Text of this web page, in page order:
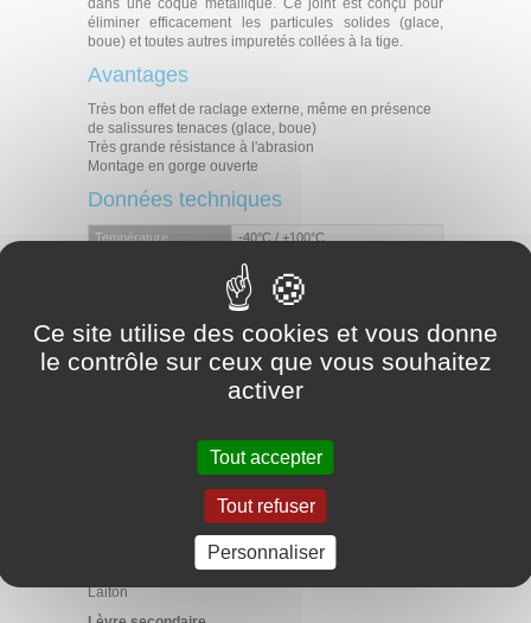
dans une coque métallique. Ce joint est conçu pour
éliminer efficacement les particules solides (glace,
boue) et toutes autres impuretés collées à la tige.
Avantages
Très bon effet de raclage externe, même en présence
de salissures tenaces (glace, boue)
Très grande résistance à l'abrasion
Montage en gorge ouverte
Données techniques
Température
-40°C / +100°C
1 m/s
Fluides en contact
Huiles minérales
Fluides hydrauliques difficilement
inflammables (HFA, HFB, HFC)
Eau
Air
Hydraulique mobile
Manutention - Levage
Laiton
Ce site utilise des cookies et vous donne
le contrôle sur ceux que vous souhaitez
activer
Tout accepter
Tout refuser
Personnaliser